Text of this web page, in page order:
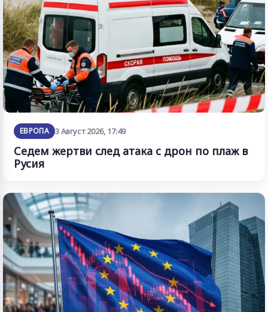
ЕВРОПА 3 Август 2026, 17:49
Седем жертви след атака с дрон по плаж в
Русия